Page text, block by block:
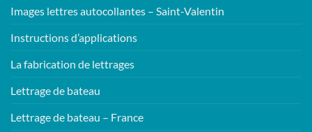
Images lettres autocollantes – Saint-Valentin
Instructions d’applications
La fabrication de lettrages
Lettrage de bateau
Lettrage de bateau – France